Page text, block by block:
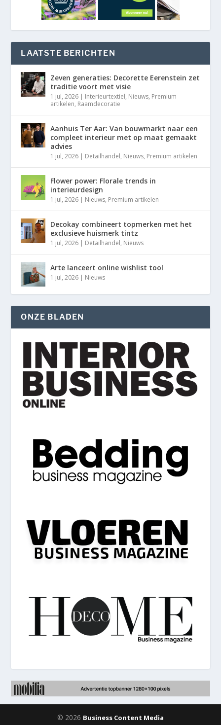
LAATSTE BERICHTEN
Zeven generaties: Decorette Eerenstein zet
traditie voort met visie
1 jul, 2026 | Interieurtextiel, Nieuws, Premium
artikelen, Raamdecoratie
Aanhuis Ter Aar: Van bouwmarkt naar een
compleet interieur met op maat gemaakt
advies
1 jul, 2026 | Detailhandel, Nieuws, Premium artikelen
Flower power: Florale trends in
interieurdesign
1 jul, 2026 | Nieuws, Premium artikelen
Decokay combineert topmerken met het
exclusieve huismerk tintz
1 jul, 2026 | Detailhandel, Nieuws
Arte lanceert online wishlist tool
1 jul, 2026 | Nieuws
ONZE BLADEN
© 2026 Business Content Media